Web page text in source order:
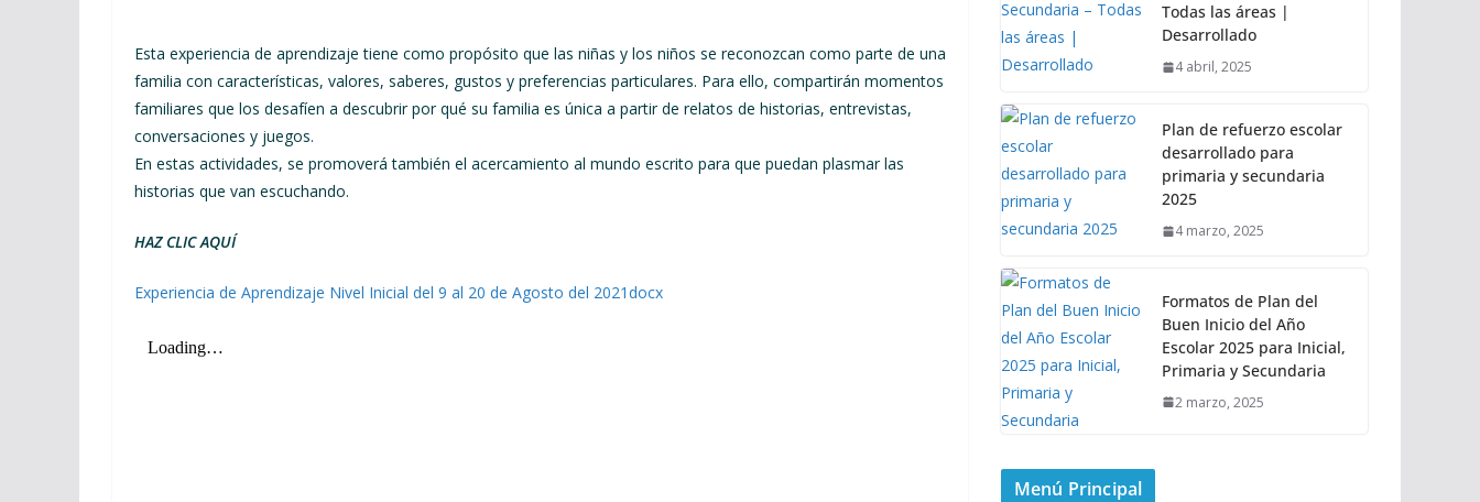
Esta experiencia de aprendizaje tiene como propósito que las niñas y los niños se reconozcan como parte de una
familia con características, valores, saberes, gustos y preferencias particulares. Para ello, compartirán momentos
familiares que los desafíen a descubrir por qué su familia es única a partir de relatos de historias, entrevistas,
conversaciones y juegos.
En estas actividades, se promoverá también el acercamiento al mundo escrito para que puedan plasmar las
historias que van escuchando.
HAZ CLIC AQUÍ
Experiencia de Aprendizaje Nivel Inicial del 9 al 20 de Agosto del 2021docx
Todas las áreas |
Desarrollado
4 abril, 2025
Plan de refuerzo escolar
desarrollado para
primaria y secundaria
2025
4 marzo, 2025
Formatos de Plan del
Buen Inicio del Año
Escolar 2025 para Inicial,
Primaria y Secundaria
2 marzo, 2025
Menú Principal